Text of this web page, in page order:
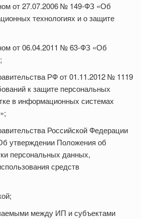
от 27.07.2006 № 149-ФЗ «Об
технологиях и о защите
от 06.04.2011 № 63-ФЗ «Об
РФ от 01.11.2012 № 1119
к защите персональных
в информационных системах
Российской Федерации
утверждении Положения об
персональных данных,
средств
между ИП и субъектами